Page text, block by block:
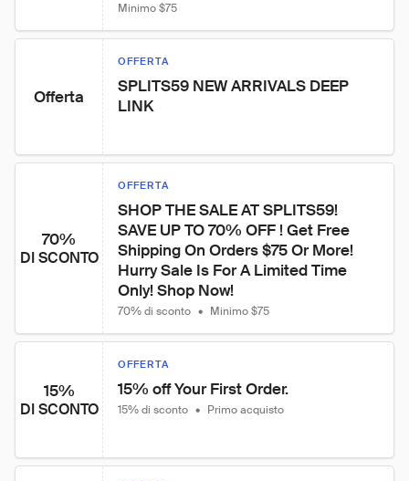
Minimo $75
Offerta
OFFERTA
SPLITS59 NEW ARRIVALS DEEP
LINK
70%
DI SCONTO
OFFERTA
SHOP THE SALE AT SPLITS59!
SAVE UP TO 70% OFF ! Get Free
Shipping On Orders $75 Or More!
Hurry Sale Is For A Limited Time
Only! Shop Now!
70% di sconto • Minimo $75
15%
DI SCONTO
OFFERTA
15% off Your First Order.
15% di sconto • Primo acquisto